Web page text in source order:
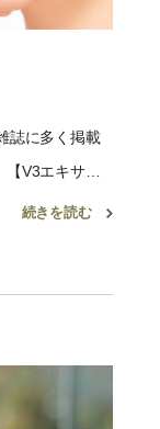
誌に多く掲載
【V3エキサイ
状水光注射フ
続きを読む